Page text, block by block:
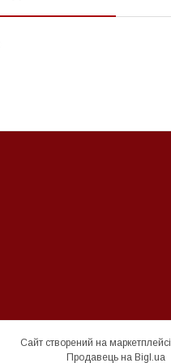
Сайт створений на маркетплейсі
Продавець на Bigl.ua